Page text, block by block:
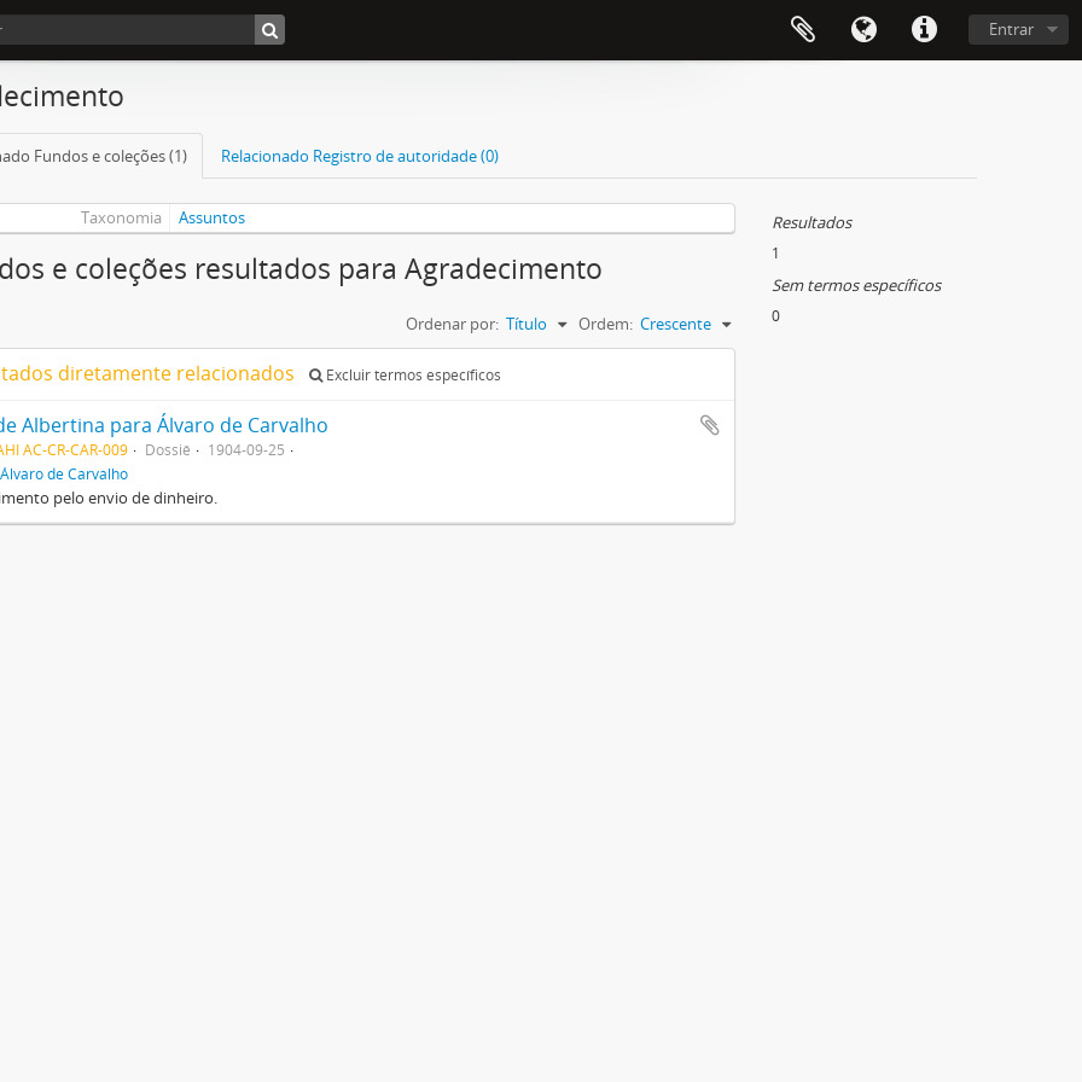
Entrar
Fundos e coleções (1) Relacionado Registro de autoridade (0)
Taxonomia Assuntos
e coleções resultados para Agradecimento
Ordenar por: Título Ordem: Crescente
diretamente relacionados Excluir termos específicos
Albertina para Álvaro de Carvalho
AC-CR-CAR-009 Dossiê
1904-09-25
Álvaro de Carvalho
pelo envio de dinheiro.
Resultados
1
Sem termos específicos
0